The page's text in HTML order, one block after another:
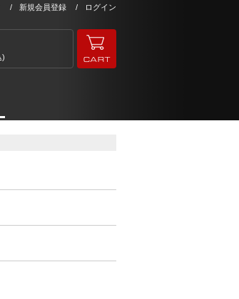
新規会員登録 ログイン
)